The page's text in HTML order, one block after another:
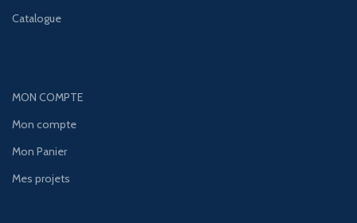
Catalogue
MON COMPTE
Mon compte
Mon Panier
Mes projets